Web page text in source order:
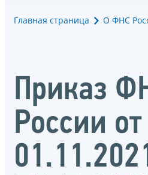
Главная страница О ФНС
Приказ
России от